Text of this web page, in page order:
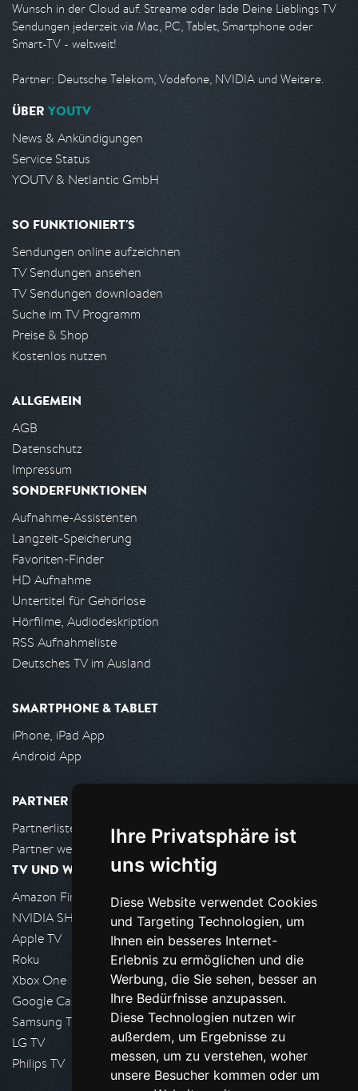
Ihre Privatsphäre ist
uns wichtig
Diese Website verwendet Cookies
und Targeting Technologien, um
Ihnen ein besseres Internet-
Erlebnis zu ermöglichen und die
Werbung, die Sie sehen, besser an
Ihre Bedürfnisse anzupassen.
Diese Technologien nutzen wir
außerdem, um Ergebnisse zu
messen, um zu verstehen, woher
unsere Besucher kommen oder um
Wunsch in der Cloud auf. Streame oder lade Deine Lieblings TV
Sendungen jederzeit via Mac, PC, Tablet, Smartphone oder
Smart-TV - weltweit!
Partner: Deutsche Telekom, Vodafone, NVIDIA und Weitere.
ÜBER YOUTV
News & Ankündigungen
Service Status
YOUTV & Netlantic GmbH
SO FUNKTIONIERT'S
Sendungen online aufzeichnen
TV Sendungen ansehen
TV Sendungen downloaden
Suche im TV Programm
Preise & Shop
Kostenlos nutzen
ALLGEMEIN
AGB
Datenschutz
Impressum
SONDERFUNKTIONEN
Aufnahme-Assistenten
Langzeit-Speicherung
Favoriten-Finder
HD Aufnahme
Untertitel für Gehörlose
Hörfilme, Audiodeskription
RSS Aufnahmeliste
Deutsches TV im Ausland
SMARTPHONE & TABLET
iPhone, iPad App
Android App
PARTNER
Partnerliste
Partner werden
TV UND WOHNZIMMER
Amazon FireTV
NVIDIA SHIELD, Google TV
Apple TV
Roku
Xbox One
Google Cast
Samsung TV
LG TV
Philips TV